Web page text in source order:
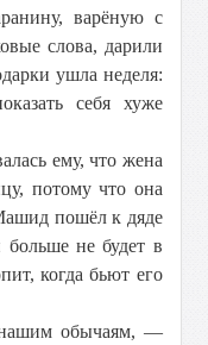
варёную с
слова, дарили
ушла неделя:
себя хуже
ему, что жена
потому что она
пошёл к дяде
не будет в
когда бьют его
обычаям, —